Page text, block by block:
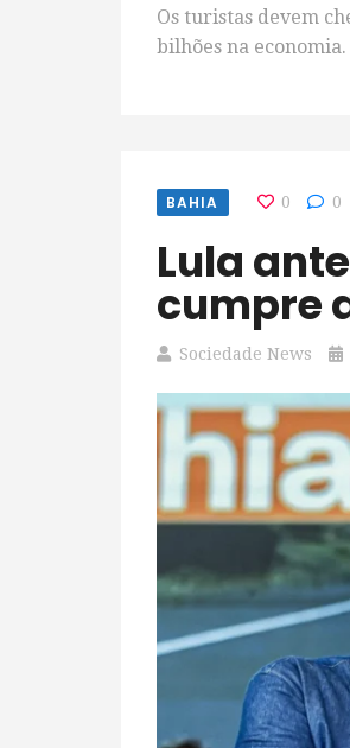
Os turistas devem
bilhões na economia.
BAHIA 0 0
Lula antecipa visita a Salvador e
cumpre
Sociedade News